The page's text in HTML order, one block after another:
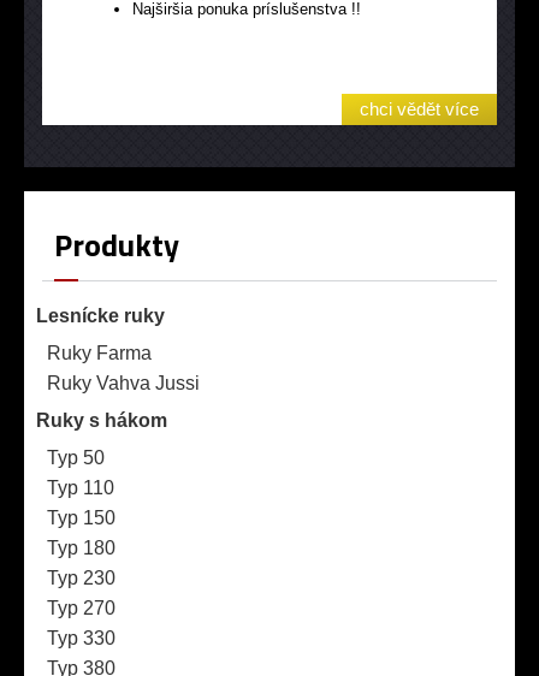
Najširšia ponuka príslušenstva !!
chci vědět více
Produkty
Lesnícke ruky
Ruky Farma
Ruky Vahva Jussi
Ruky s hákom
Typ 50
Typ 110
Typ 150
Typ 180
Typ 230
Typ 270
Typ 330
Typ 380